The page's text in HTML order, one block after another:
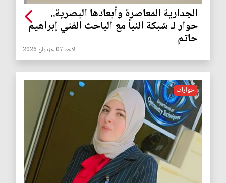
الجدارية المعاصرة وأبعادها البصرية..
حوار لـ شبكة النبأ مع الباحث الفني إبراهيم
حاتم
الأحد 07 حزيران 2026
حوارات